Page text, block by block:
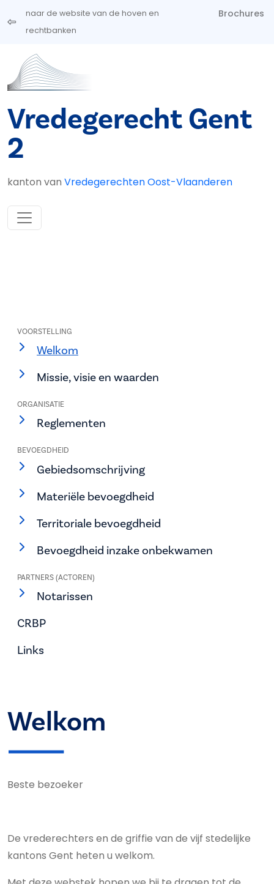
Overslaan en naar de inhoud gaan
naar de website van de hoven en
rechtbanken
Brochures
Vredegerecht Gent
2
kanton van Vredegerechten Oost-Vlaanderen
VOORSTELLING
Welkom
Missie, visie en waarden
ORGANISATIE
Reglementen
BEVOEGDHEID
Gebiedsomschrijving
Materiële bevoegdheid
Territoriale bevoegdheid
Bevoegdheid inzake onbekwamen
PARTNERS (ACTOREN)
Notarissen
CRBP
Links
Welkom
Beste bezoeker
De vrederechters en de griffie van de vijf stedelijke
kantons Gent heten u welkom.